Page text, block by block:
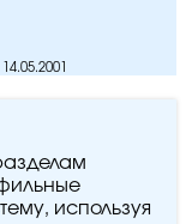
используя